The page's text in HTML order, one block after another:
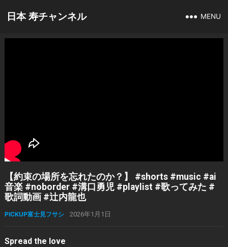
日本 寿チャンネル MENU
【約束の場所を忘れたのか？】 #shorts #music #ai
音楽 #noborder #溝口勇児 #playlist #歌ってみた #
歌詞動画 #辻内龍也
PICKUP富士見フサシ 2026年1月1日
Spread the love